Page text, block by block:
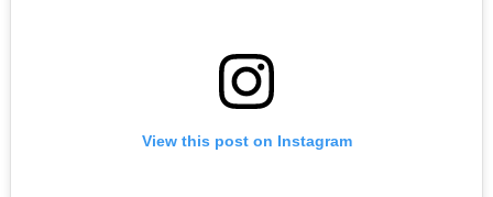
View this post on Instagram